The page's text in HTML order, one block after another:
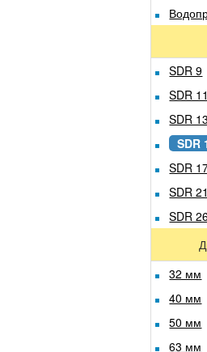
SDR 9
SDR 11
SDR
SDR
SDR
SDR 21
SDR
32 мм
40 мм
50 мм
63 мм